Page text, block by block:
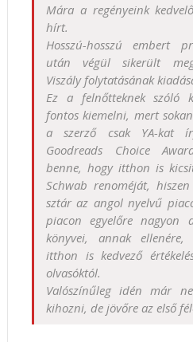
Mára a regényeink
hírt.
Hosszú-hosszú embert
után végül sikerült
Viszály folytatásának
Ez a felnőtteknek szóló
fontos kiemelni, mert
a szerző csak YA-kat
Goodreads Choice
benne, hogy itthon is
Schwab renoméját,
sztár az angol nyelvű
piacon egyelőre nagyon
könyvei, annak
itthon is kedvező
olvasóktól.
Valószínűleg idén már
kihozni, de jövőre az első